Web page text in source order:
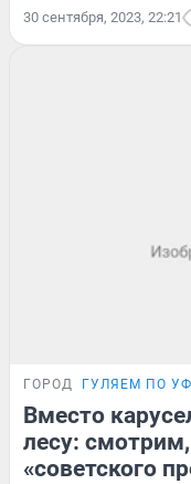
30 сентября, 2023, 22:21
ГОРОД ГУЛЯЕМ ПО
Вместо
лесу:
«советского